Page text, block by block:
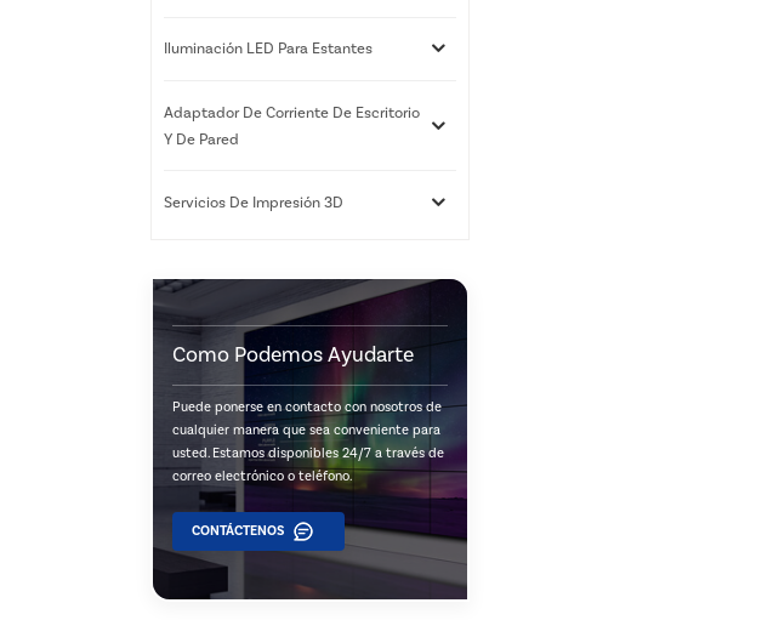
Iluminación LED Para Estantes
Adaptador De Corriente De Escritorio
Y De Pared
Servicios De Impresión 3D
Como Podemos Ayudarte
Puede ponerse en contacto con nosotros de
cualquier manera que sea conveniente para
usted. Estamos disponibles 24/7 a través de
correo electrónico o teléfono.
CONTÁCTENOS